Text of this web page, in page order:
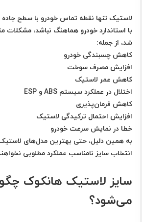
لاستیک تنها نقطه تماس خودرو با سطح
با استاندارد خودرو هماهنگ نباشد، مشکلات
شد، از جمله:
کاهش چسبندگی خودرو
افزایش مصرف سوخت
کاهش عمر لاستیک
اختلال در عملکرد سیستم ABS و ESP
کاهش فرمان‌پذیری
افزایش احتمال ترکیدگی لاستیک
خطا در نمایش سرعت خودرو
به همین دلیل، حتی بهترین مدل‌های
انتخاب سایز نامناسب عملکرد مطلوبی
سایز لاستیک هانکوک
می‌شود؟